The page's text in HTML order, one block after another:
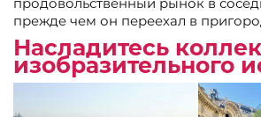
прежде чем он переехал в
Насладитесь
изобразительного